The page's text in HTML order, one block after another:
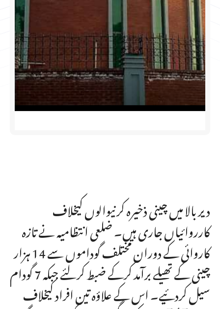
دیر بالا میں چینی ذخیرہ کرنیوالوں کیخلاف
کارروائیاں جاری ہیں۔ ضلعی انتظامیہ نے تازہ
کاروائی کے دوران مختلف گوداموں سے 14 ہزار
چینی کے تھیلے برآمد کرکے ضبط کرلئے جبکہ 7 گودام
سیل کردئیے۔ اس کے علاؤہ تین افراد کیخلاف